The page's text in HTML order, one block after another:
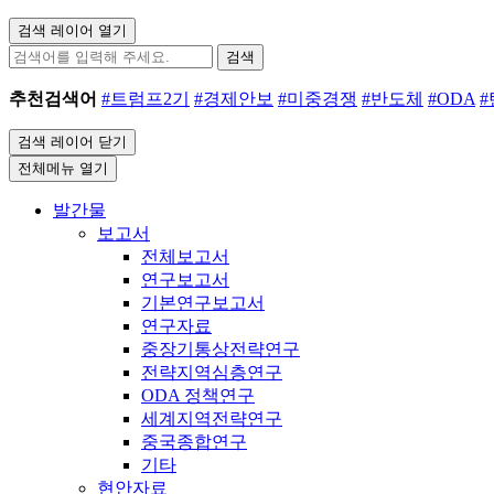
검색 레이어 열기
검색
추천검색어 #트럼프2기 #경제안보 #미중경쟁 #반도체 #ODA #
검색 레이어 닫기
전체메뉴 열기
발간물
보고서
전체보고서
연구보고서
기본연구보고서
연구자료
중장기통상전략연구
전략지역심층연구
ODA 정책연구
세계지역전략연구
중국종합연구
기타
현안자료